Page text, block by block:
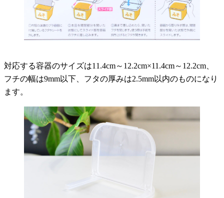
対応する容器のサイズは11.4cm～12.2cm×11.4cm～12.2cm、
フチの幅は9mm以下、フタの厚みは2.5mm以内のものになり
ます。